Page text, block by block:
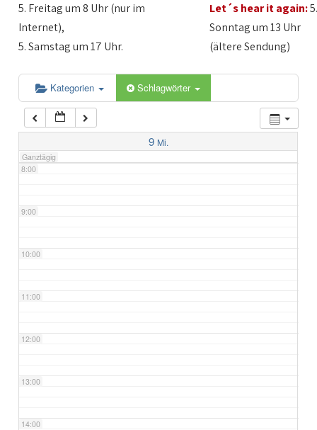
5. Freitag um 8 Uhr (nur im
Internet),
5. Samstag um 17 Uhr.
Let´s hear it again:
Sonntag um 13 Uhr
(ältere Sendung)
Kategorien Schlagwörter
9 Mi.
Ganztägig
5:00
6:00
7:00
8:00
9:00
10:00
11:00
12:00
13:00
14:00